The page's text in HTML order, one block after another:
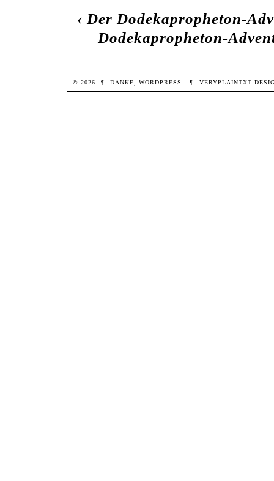
‹ Der Dodekapropheton-
Dodekapropheton-
© 2026 ¶ DANKE,WORDPRESS ¶ VERYPLAINTXT